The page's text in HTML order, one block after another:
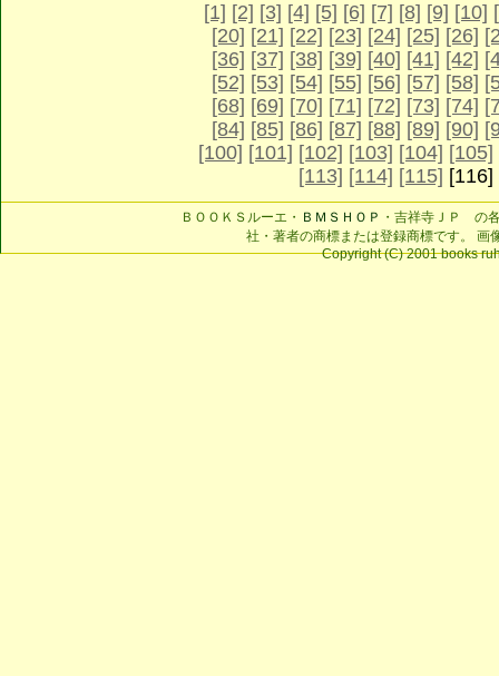
[1] [2] [3] [4] [5] [6] [7] [8] [9] [10]
[20] [21] [22] [23] [24] [25] [26]
[36] [37] [38] [39] [40] [41] [42]
[52] [53] [54] [55] [56] [57] [58]
[68] [69] [70] [71] [72] [73] [74]
[84] [85] [86] [87] [88] [89] [90]
[100] [101] [102] [103] [104] [105]
[113] [114] [115] [116]
ＢＯＯＫＳルーエ・ ＢＭＳＨＯＰ ・吉祥寺ＪＰ の
社・著者の商標または登録商標です。 画
Copyright (C) 2001 books